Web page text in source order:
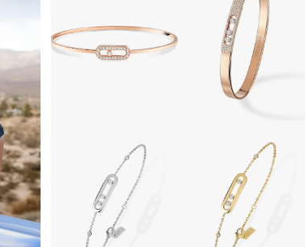
HOZIR KO‘RISH HOZIR KO‘RISH